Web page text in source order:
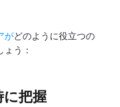
がどのように役立つの
う：
に把握